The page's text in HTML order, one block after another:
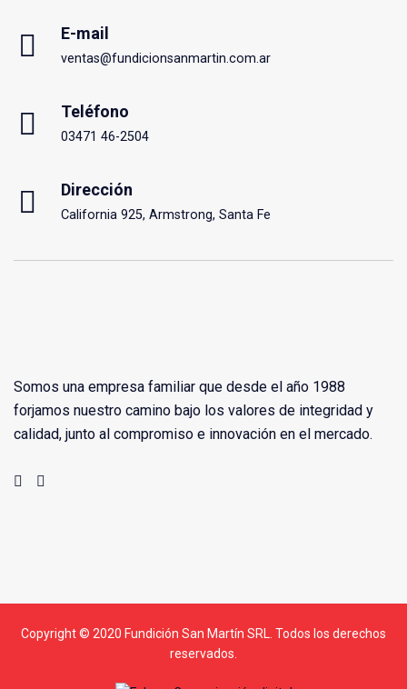
E-mail
ventas@fundicionsanmartin.com.ar
Teléfono
03471 46-2504
Dirección
California 925, Armstrong, Santa Fe
Somos una empresa familiar que desde el año 1988
forjamos nuestro camino bajo los valores de integridad y
calidad, junto al compromiso e innovación en el mercado.
Copyright © 2020 Fundición San Martín SRL. Todos los derechos
reservados.